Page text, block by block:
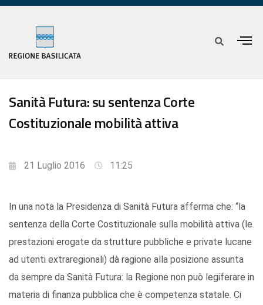
Sanità Futura: su sentenza Corte
Costituzionale mobilità attiva
21 Luglio 2016 11:25
In una nota la Presidenza di Sanità Futura afferma che: “la
sentenza della Corte Costituzionale sulla mobilità attiva (le
prestazioni erogate da strutture pubbliche e private lucane
ad utenti extraregionali) dà ragione alla posizione assunta
da sempre da Sanità Futura: la Regione non può legiferare in
materia di finanza pubblica che è competenza statale. Ci